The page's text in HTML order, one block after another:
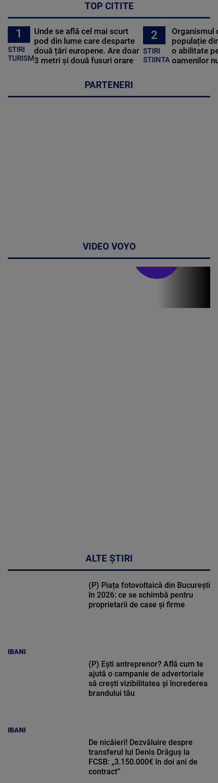
TOP CITITE
1
STIRI
TURISM
Unde se află cel mai scurt
pod din lume care desparte
două țări europene. Are doar
3 metri și două fusuri orare
2
STIRI
STIINTA
Organismul
populație
o abilitate
oamenilor
PARTENERI
VIDEO VOYO
Doctor de
ALTE ȘTIRI
IBANI
(P) Piața fotovoltaică din București
în 2026: ce se schimbă pentru
proprietarii de case și firme
IBANI
(P) Ești antreprenor? Află cum te
ajută o campanie de advertoriale
să crești vizibilitatea și încrederea
brandului tău
De nicăieri! Dezvăluire despre
transferul lui Denis Drăguș la
FCSB: „3.150.000€ în doi ani de
contract”